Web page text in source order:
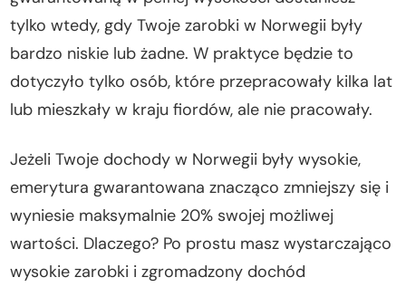
tylko wtedy, gdy Twoje zarobki w Norwegii były
bardzo niskie lub żadne. W praktyce będzie to
dotyczyło tylko osób, które przepracowały kilka lat
lub mieszkały w kraju fiordów, ale nie pracowały.
Jeżeli Twoje dochody w Norwegii były wysokie,
emerytura gwarantowana znacząco zmniejszy się i
wyniesie maksymalnie 20% swojej możliwej
wartości. Dlaczego? Po prostu masz wystarczająco
wysokie zarobki i zgromadzony dochód